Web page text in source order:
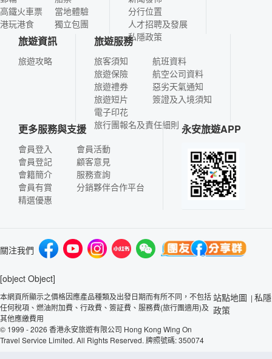
高鐵火車票
港玩港食
當地體驗
獨立包團
分行位置
人才招聘及發展
私隱政策
旅遊資訊
旅遊攻略
旅遊服務
旅客須知
旅遊保險
旅遊禮券
旅遊短片
電子印花
航班資料
航空公司資料
惡劣天氣通知
簽證及入境須知
旅行團報名及責任細則
更多服務與支援
會員登入
會員登記
會籍簡介
會員有賞
精選優惠
會員活動
顧客意見
服務查詢
分銷夥伴合作平台
永安旅遊APP
關注我們
[object Object]
本網頁所顯示之價格因應產品種類及出發日期而有所不同，不包括
任何稅項、燃油附加費、行政費、簽証費、服務費(旅行團適用)及
其他應繳費用
© 1999 - 2026 香港永安旅遊有限公司 Hong Kong Wing On
Travel Service Limited. All Rights Reserved. 牌照號碼: 350074
站點地圖 | 私隱
政策